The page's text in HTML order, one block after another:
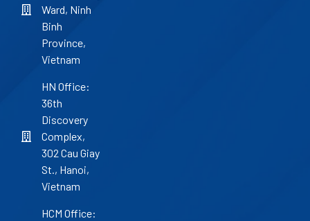
Ward, Ninh
Binh
Province,
Vietnam
HN Office:
36th
Discovery
Complex,
302 Cau Giay
St., Hanoi,
Vietnam
HCM Office: